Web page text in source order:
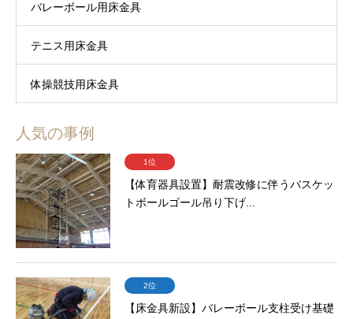
バレーボール用床金具
テニス用床金具
体操競技用床金具
人気の事例
1位
【体育器具設置】耐震改修に伴うバスケッ
トボールゴール吊り下げ...
2位
【床金具新設】バレーボール支柱受け基礎